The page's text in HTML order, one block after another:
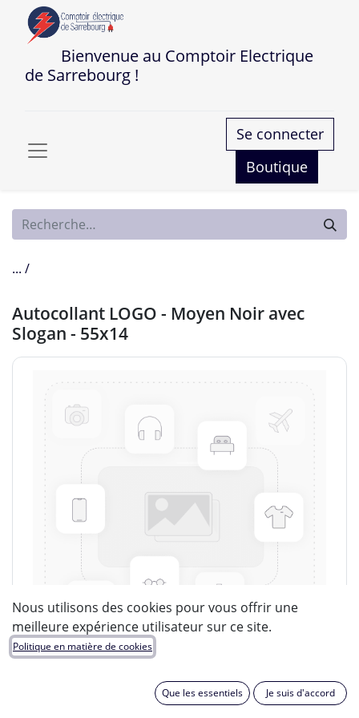
Bienvenue au Comptoir Electrique
de Sarrebourg !
Se connecter
Boutique
... /
Autocollant LOGO - Moyen Noir avec
Slogan - 55x14
Nous utilisons des cookies pour vous offrir une
meilleure expérience utilisateur sur ce site.
Politique en matière de cookies
Que les essentiels Je suis d'accord